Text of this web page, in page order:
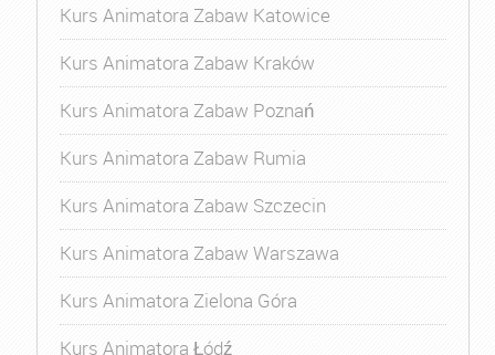
Kurs Animatora Zabaw Katowice
Kurs Animatora Zabaw Kraków
Kurs Animatora Zabaw Poznań
Kurs Animatora Zabaw Rumia
Kurs Animatora Zabaw Szczecin
Kurs Animatora Zabaw Warszawa
Kurs Animatora Zielona Góra
Kurs Animatora Łódź